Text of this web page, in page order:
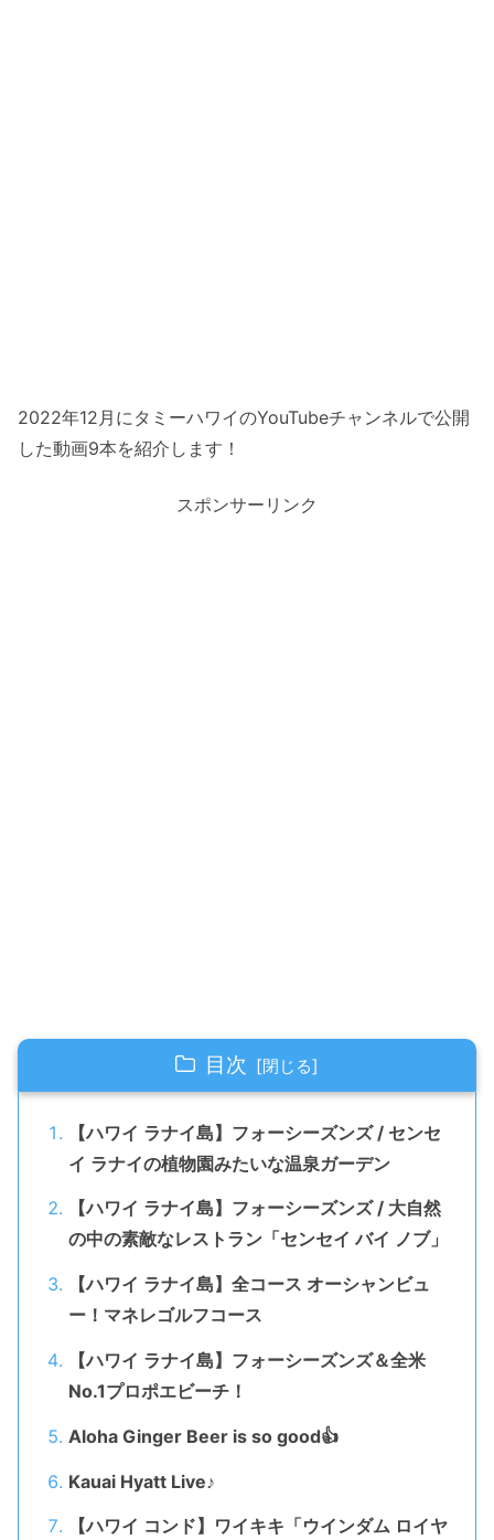
2022年12月にタミーハワイのYouTubeチャンネルで公開
した動画9本を紹介します！
スポンサーリンク
目次
【ハワイ ラナイ島】フォーシーズンズ / センセ
イ ラナイの植物園みたいな温泉ガーデン
【ハワイ ラナイ島】フォーシーズンズ / 大自然
の中の素敵なレストラン「センセイ バイ ノブ」
【ハワイ ラナイ島】全コース オーシャンビュ
ー！マネレゴルフコース
【ハワイ ラナイ島】フォーシーズンズ＆全米
No.1プロポエビーチ！
Aloha Ginger Beer is so good👍
Kauai Hyatt Live♪
【ハワイ コンド】ワイキキ「ウインダム ロイヤ